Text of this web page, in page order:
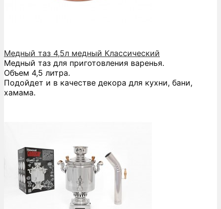
Медный таз 4,5л медный Классический
Медный таз для приготовления варенья.
Объем 4,5 литра.
Подойдет и в качестве декора для кухни, бани,
хамама.